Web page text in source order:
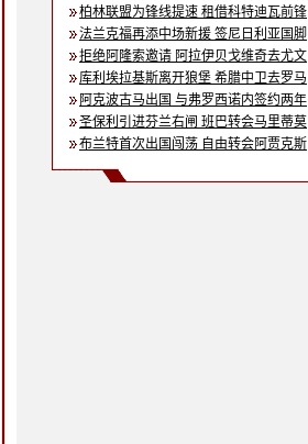
柏林联盟为锋线提速 租借科特迪瓦前锋
法兰克福再添中场新援 签尼日利亚国脚
拒绝阿隆索邀请 阿拉伊贝戈维奇去尤文
库利埃拉基斯离开狼堡 希腊中卫去罗马
阿克波古马出国 与弗罗西诺内签约两年
圣保利引进芬兰右闸 班巴转会马里蒂莫
布兰特首次出国闯荡 自由转会阿贾克斯